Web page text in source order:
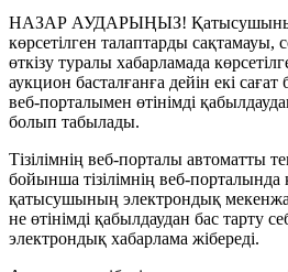
НАЗАР АУДАРЫҢЫЗ!
көрсетілген талаптарды сақтамауы,
өткізу туралы хабарламада
аукцион басталғанға дейін екі сағат
веб-порталымен өтінімді
болып табылады.
Тізілімнің веб-порталы автоматты
бойынша тізілімнің веб-порталында
қатысушының электрондық
не өтінімді қабылдаудан бас тарту
электрондық хабарлама жібереді.